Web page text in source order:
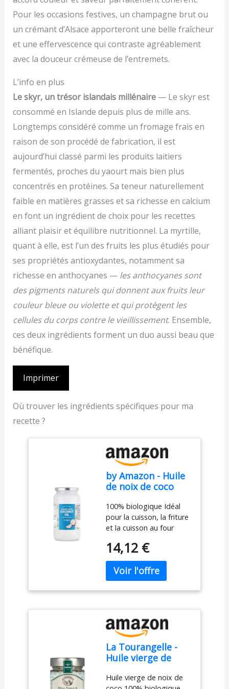
Pour les occasions festives, un champagne brut ou
un crémant d’Alsace apporteront une belle fraîcheur
et une effervescence qui contraste agréablement
avec la douceur crémeuse de l’entremets.
L’info en plus
Le skyr, un trésor islandais millénaire— Le skyr est
consommé en Islande depuis plus de mille ans.
Longtemps considéré comme un fromage frais en
raison de son procédé de fabrication, il est
aujourd’hui classé parmi les produits laitiers
fermentés, proches du yaourt mais bien plus
concentrés en protéines. Sa teneur naturellement
faible en matières grasses et sa richesse en calcium
en font un ingrédient de choix pour les recettes
alliant plaisir et équilibre nutritionnel. La myrtille,
quant à elle, est l’un des fruits les plus étudiés pour
ses propriétés antioxydantes, notamment sa
richesse en anthocyanes — les anthocyanes sont
des pigments naturels qui donnent aux fruits leur
couleur bleue ou violette et qui protègent les
cellules du corps contre le vieillissement. Ensemble,
ces deux ingrédients forment un duo aussi beau que
bénéfique.
Imprimer
Où trouver les ingrédients spécifiques pour ma
recette ?
by Amazon - Huile
de noix de coco
950 ml
100% biologique Idéal
pour la cuisson, la friture
et la cuisson au four
végétarien et végétalien
14,12 €
La Tourangelle -
Huile vierge de
100% Biologique -
Huile vierge de noix de